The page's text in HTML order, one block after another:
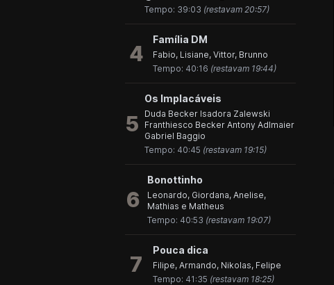
Tempo: 39:03 (restavam 20:57)
4
Família DM
Fabio, Lisiane, Vittor, Brunno
Tempo: 40:16 (restavam 19:44)
5
Os Implacáveis
Duda Becker Isadora Zalewski
Franthiesco Becker Antony Adlmaier
Gabriel Baggio
Tempo: 40:45 (restavam 19:15)
6
Bonottinho
Leonardo, Giordana, Anelise,
Mathias e Matheus
Tempo: 40:53 (restavam 19:07)
7
Pouca dica
Filipe, Armando, Nikolas, Felipe
Tempo: 41:35 (restavam 18:25)